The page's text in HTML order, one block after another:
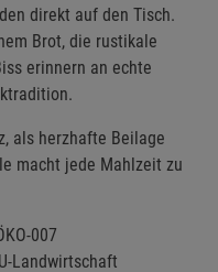
direkt auf den Tisch.
Brot, die rustikale
erinnern an echte
als herzhafte Beilage
macht jede Mahlzeit zu
007
Landwirtschaft